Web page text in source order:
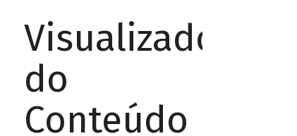
Visualizador
do
Conteúdo